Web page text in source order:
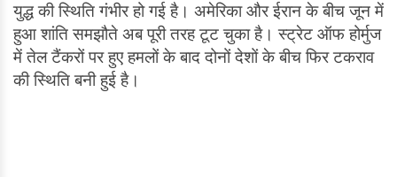
युद्ध की स्थिति गंभीर हो गई है। अमेरिका और ईरान के बीच जून में
हुआ शांति समझौते अब पूरी तरह टूट चुका है। स्ट्रेट ऑफ होर्मुज
में तेल टैंकरों पर हुए हमलों के बाद दोनों देशों के बीच फिर टकराव
की स्थिति बनी हुई है।